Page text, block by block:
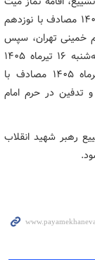
و تدفین برای روزهای شنبه ۱۳ و یکشنبه ۱۴ تیرماه ۱۴۰۵ مصادف با نوزدهم
خمینی تهران، سپس
دوشنبه ۱۵ تیرماه ۱۴۰۵ مراسم تشییع در تهران و سه‌شنبه ۱۶ تیرماه ۱۴۰۵
مراسم تشییع در شهر قم و نهایتاً پنج‌شنبه ۱۸ تیرماه ۱۴۰۵ مصادف با
تدفین در حرم امام
رهبر شهید انقلاب